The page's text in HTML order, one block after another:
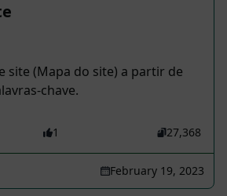
site (Mapa do site) a partir de
chave.
1 27,368
February 19, 2023